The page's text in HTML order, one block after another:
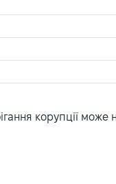
корупції